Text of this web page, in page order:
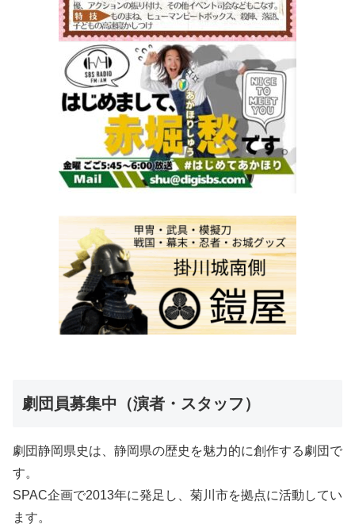
劇団員募集中（演者・スタッフ）
劇団静岡県史は、静岡県の歴史を魅力的に創作する劇団で
す。
SPAC企画で2013年に発足し、菊川市を拠点に活動してい
ます。